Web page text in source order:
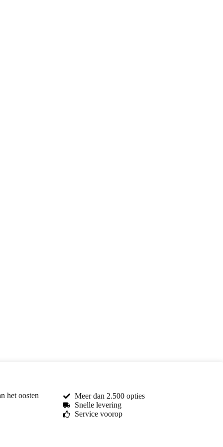
het oosten
Meer dan 2.500 opties
Snelle levering
Service voorop